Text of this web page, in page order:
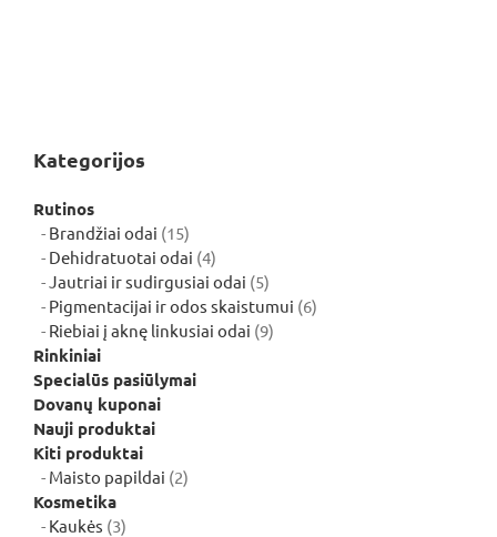
Kategorijos
Rutinos
Brandžiai odai 1515
produktų
Dehidratuotai odai 44
produktai
Jautriai ir sudirgusiai odai 55
produktai
Pigmentacijai ir odos skaistumui 66
Riebiai į aknę linkusiai odai 99
Rinkiniai
Specialūs pasiūlymai
Dovanų kuponai
Nauji produktai
Kiti produktai
Maisto papildai 22
Kosmetika
Kaukės 33